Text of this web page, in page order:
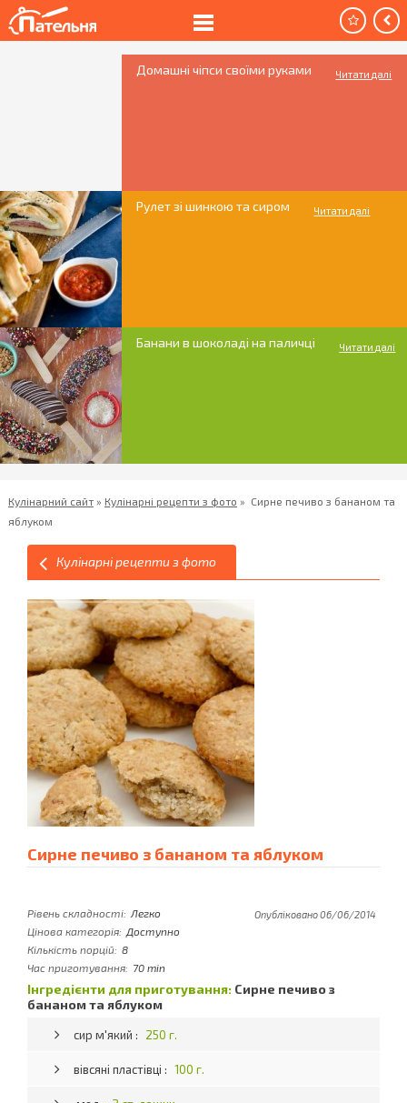
Домашні чіпси своїми руками Читати далі
Рулет зі шинкою та сиром Читати далі
Банани в шоколаді на паличці Читати далі
Кулінарний сайт» Кулінарні рецепти з фото » Сирне печиво з бананом та
яблуком
Кулінарні рецепти з фото
Сирне печиво з бананом та яблуком
Рівень складності: Легко
Цінова категорія: Доступно
Кількість порцій: 8
Час приготування: 70 min
Опубліковано 06/06/2014
Інгредієнти для приготування: Сирне печиво з
бананом та яблуком
сир м'який : 250 г.
вівсяні пластівці : 100 г.